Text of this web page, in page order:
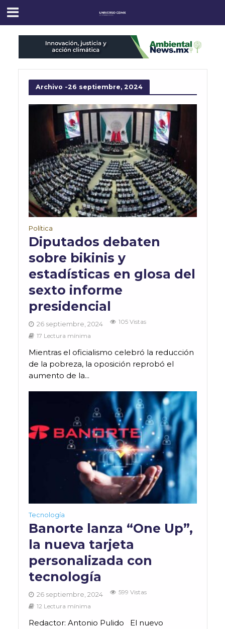
Archivo -26 septiembre, 2024
Política
Diputados debaten
sobre bikinis y
estadísticas en glosa del
sexto informe
presidencial
26 septiembre, 2024
105 Vistas
17 Lectura mínima
Mientras el oficialismo celebró la reducción
de la pobreza, la oposición reprobó el
aumento de la...
Tecnología
Banorte lanza “One Up”,
la nueva tarjeta
personalizada con
tecnología
26 septiembre, 2024
599 Vistas
12 Lectura mínima
Redactor: Antonio Pulido El nuevo